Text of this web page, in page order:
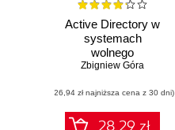
Active Directory w
systemach
wolnego
oprogramowania
Zbigniew Góra
(26,94 zł najniższa cena z 30 dni)
28.29 zł